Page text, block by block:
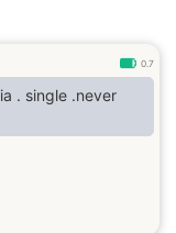
0.7
. single .never